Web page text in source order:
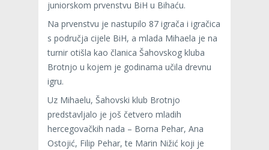
juniorskom prvenstvu BiH u Bihaću.
Na prvenstvu je nastupilo 87 igrača i igračica
s područja cijele BiH, a mlada Mihaela je na
turnir otišla kao članica Šahovskog kluba
Brotnjo u kojem je godinama učila drevnu
igru.
Uz Mihaelu, Šahovski klub Brotnjo
predstavljalo je još četvero mladih
hercegovačkih nada – Borna Pehar, Ana
Ostojić, Filip Pehar, te Marin Nižić koji je